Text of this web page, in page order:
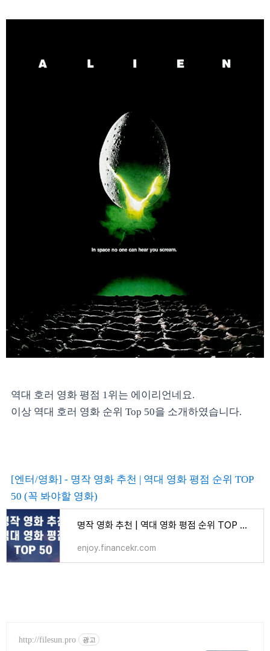
역대 호러 영화 평점 1위는 에이리언네요.
이상 역대 호러 영화 순위 Top 50을 소개하였습니다.
[엔터/영화] - 명작 영화 추천 | 역대 영화 평점 순위 TOP
50 (꼭 봐야할 영화)
명작 영화 추천 | 역대 영화 평점 순위 TOP 50 (꼭 봐야할 영화)
enjoy.financekr.com
http://filesun.pro 광고